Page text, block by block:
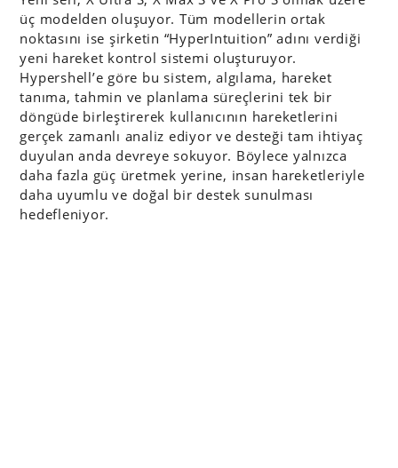
üç modelden oluşuyor. Tüm modellerin ortak
noktasını ise şirketin “HyperIntuition” adını verdiği
yeni hareket kontrol sistemi oluşturuyor.
Hypershell’e göre bu sistem, algılama, hareket
tanıma, tahmin ve planlama süreçlerini tek bir
döngüde birleştirerek kullanıcının hareketlerini
gerçek zamanlı analiz ediyor ve desteği tam ihtiyaç
duyulan anda devreye sokuyor. Böylece yalnızca
daha fazla güç üretmek yerine, insan hareketleriyle
daha uyumlu ve doğal bir destek sunulması
hedefleniyor.